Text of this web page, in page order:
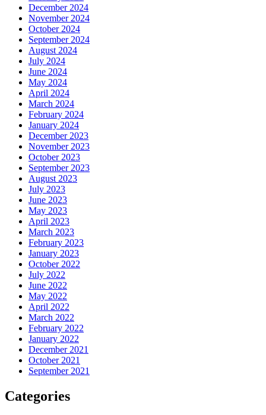
December 2024
November 2024
October 2024
September 2024
August 2024
July 2024
June 2024
May 2024
April 2024
March 2024
February 2024
January 2024
December 2023
November 2023
October 2023
September 2023
August 2023
July 2023
June 2023
May 2023
April 2023
March 2023
February 2023
January 2023
October 2022
July 2022
June 2022
May 2022
April 2022
March 2022
February 2022
January 2022
December 2021
October 2021
September 2021
Categories